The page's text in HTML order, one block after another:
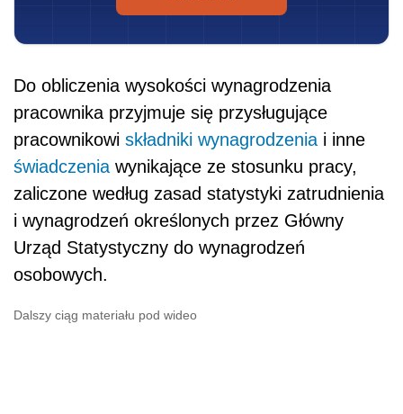
Do obliczenia wysokości wynagrodzenia
pracownika przyjmuje się przysługujące
pracownikowi składniki wynagrodzenia i inne
świadczenia wynikające ze stosunku pracy,
zaliczone według zasad statystyki zatrudnienia
i wynagrodzeń określonych przez Główny
Urząd Statystyczny do wynagrodzeń
osobowych.
Dalszy ciąg materiału pod wideo